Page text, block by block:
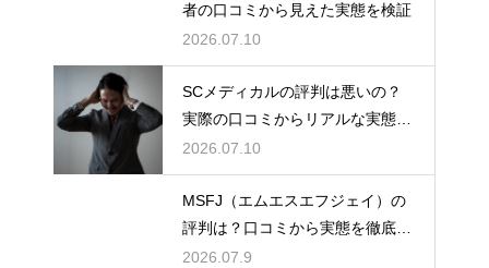
者の口コミから見えた実態を検証
2026.07.10
SCメディカルの評判は悪いの？
実際の口コミからリアルな実態を
検証
2026.07.10
MSFJ（エムエスエフジェイ）の
評判は？口コミから実態を徹底検
証
2026.07.9